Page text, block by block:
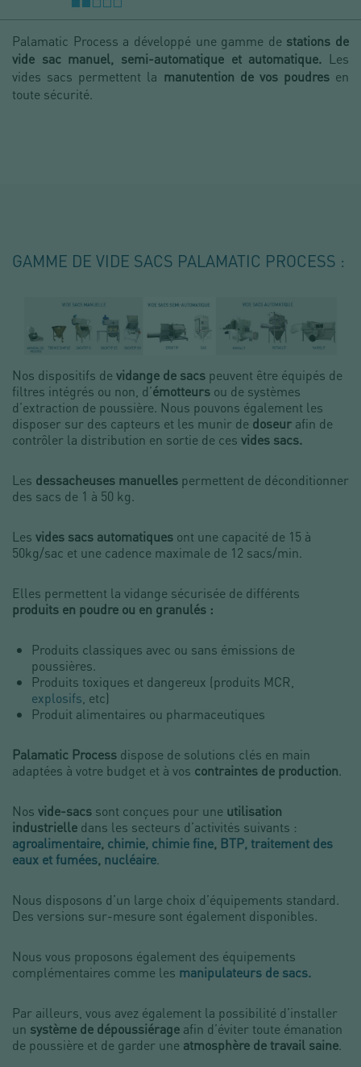
Palamatic Process a développé une gamme de stations de
vide sac manuel, semi-automatique et automatique. Les
vides sacs permettent la manutention de vos poudres en
toute sécurité.
GAMME DE VIDE SACS PALAMATIC PROCESS :
Nos dispositifs devidange de sacs peuvent être équipés de
filtres intégrés ou non, d’émotteurs ou de systèmes
d’extraction de poussière. Nous pouvons également les
disposer sur des capteurs et les munir de doseur afin de
contrôler la distribution en sortie de ces vides sacs.
Les dessacheuses manuelles permettent de déconditionner
des sacs de 1 à 50 kg.
Les vides sacs automatiques ont une capacité de 15 à
50kg/sac et une cadence maximale de 12 sacs/min.
Elles permettent la vidange sécurisée de différents
produits en poudre ou en granulés :
Produits classiques avec ou sans émissions de
poussières.
Produits toxiques et dangereux (produits MCR,
explosifs, etc)
Produit alimentaires ou pharmaceutiques
Palamatic Process dispose de solutions clés en main
adaptées à votre budget et à vos contraintes de production.
Nos vide-sacs sont conçues pour une utilisation
industrielle dans les secteurs d’activités suivants :
agroalimentaire, chimie, chimie fine, BTP, traitement des
eaux et fumées, nucléaire.
Nous disposons d’un large choix d’équipements standard.
Des versions sur-mesure sont également disponibles.
Nous vous proposons également des équipements
complémentaires comme les manipulateurs de sacs.
Par ailleurs, vous avez également la possibilité d’installer
un système de dépoussiérage afin d’éviter toute émanation
de poussière et de garder une atmosphère de travail saine.